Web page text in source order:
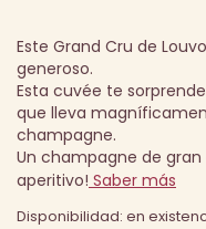
Este Grand Cru de
generoso.
Esta cuvée te
que lleva
champagne.
Un champagne de gran
aperitivo! Saber más
Disponibilidad: en